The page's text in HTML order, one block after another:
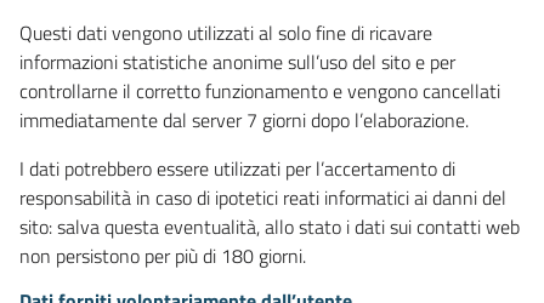
Questi dati vengono utilizzati al solo fine di ricavare
informazioni statistiche anonime sull’uso del sito e per
controllarne il corretto funzionamento e vengono cancellati
immediatamente dal server 7 giorni dopo l’elaborazione.
I dati potrebbero essere utilizzati per l’accertamento di
responsabilità in caso di ipotetici reati informatici ai danni del
sito: salva questa eventualità, allo stato i dati sui contatti web
non persistono per più di 180 giorni.